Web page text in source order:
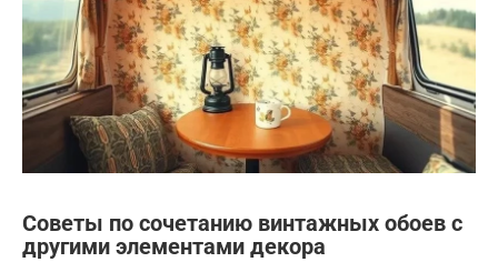
Советы по сочетанию винтажных обоев с
другими элементами декора